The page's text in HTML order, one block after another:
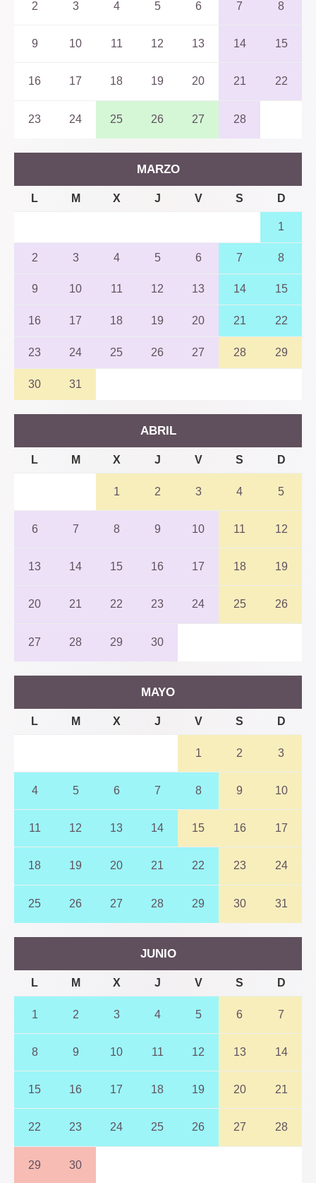
2 3 4 5 6 7 8
9 10 11 12 13 14 15
16 17 18 19 20 21 22
23 24 25 26 27 28
MARZO
L M X J V S D
1
2 3 4 5 6 7 8
9 10 11 12 13 14 15
16 17 18 19 20 21 22
23 24 25 26 27 28 29
30 31
ABRIL
L M X J V S D
1 2 3 4 5
6 7 8 9 10 11 12
13 14 15 16 17 18 19
20 21 22 23 24 25 26
27 28 29 30
MAYO
L M X J V S D
1 2 3
4 5 6 7 8 9 10
11 12 13 14 15 16 17
18 19 20 21 22 23 24
25 26 27 28 29 30 31
JUNIO
L M X J V S D
1 2 3 4 5 6 7
8 9 10 11 12 13 14
15 16 17 18 19 20 21
22 23 24 25 26 27 28
29 30